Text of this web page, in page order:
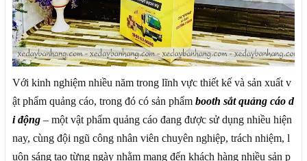
Với kinh nghiệm nhiều năm trong lĩnh vực thiết kế và sản xuất v
ật phẩm quảng cáo, trong đó có sản phẩm booth sắt quảng cáo d
i động – một vật phẩm quảng cáo đang được sử dụng nhiều hiện
nay, cùng đội ngũ công nhân viên chuyên nghiệp, trách nhiệm, l
uôn sáng tạo từng ngày nhằm mang đến khách hàng nhiều sản p